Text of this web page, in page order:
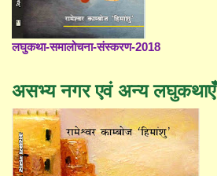
लघुकथा-समालोचना-संस्करण-2018
असभ्य नगर एवं अन्य लघुकथाएँ